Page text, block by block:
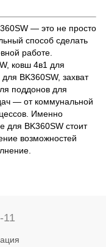
— это не просто
способ сделать
работе.
ковш 4в1 для
BK360SW, захват
поддонов для
— от коммунальной
Именно
для BK360SW стоит
возможностей
11